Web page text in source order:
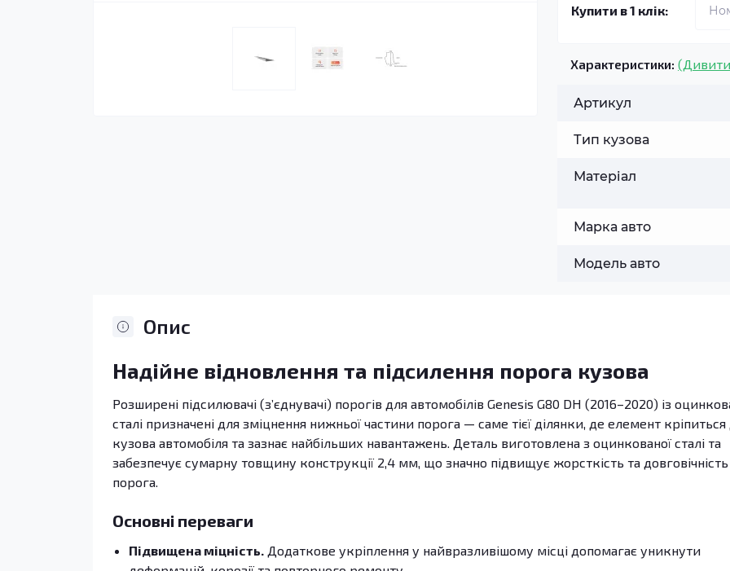
Купити в 1 клік:
Характеристики:
Артикул
Тип кузова
Матеріал
Марка авто
Модель авто
Опис
Надійне відновлення та підсилення порога кузова
Розширені підсилювачі (з’єднувачі) порогів для автомобілів Genesis G80 DH (2016–2020) із
сталі призначені для зміцнення нижньої частини порога — саме тієї ділянки, де елемент кріпиться
кузова автомобіля та зазнає найбільших навантажень. Деталь виготовлена з оцинкованої сталі та
забезпечує сумарну товщину конструкції 2,4 мм, що значно підвищує жорсткість та довговічність
порога.
Основні переваги
Підвищена міцність. Додаткове укріплення у найвразливішому місці допомагає уникнути